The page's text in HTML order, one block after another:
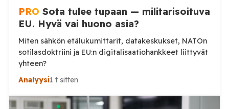
PRO Sota tulee tupaan — militarisoituva
EU. Hyvä vai huono asia?
Miten sähkön etälukumittarit, datakeskukset, NATOn
sotilasdoktriini ja EU:n digitalisaatiohankkeet liittyvät
yhteen?
Analyysi1 t sitten